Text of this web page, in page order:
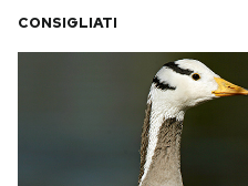
CONSIGLIATI